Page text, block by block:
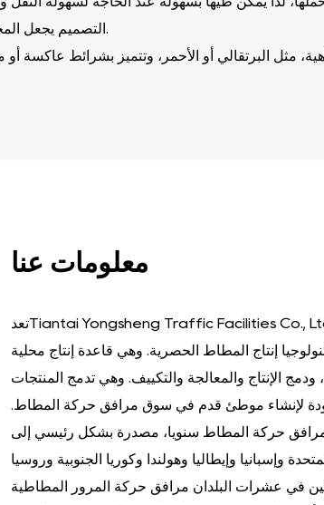
التصميم يجعل المخاريط المرورية القابلة للطي مناسبة بشكل خاص للمواقف التي تتطلب حركة متكررة أو استخدامًا مؤقتًا.
مثل البرتقالي أو الأحمر، وتتميز بشرائط
معلومات عنا
تعدTiantai Yongsheng Traffic Facilities Co., Ltd. المصنع تامخصص لانتاج منتجات منشآت
إنتاج المطاط الحصرية. وهي قاعدة إنتاج محلية
الإنتاج والمعالجة والتكييف. وهي تدمج المنتجات
لإنشاء موطئ قدم في سوق مرافق حركة المطاط.
أكثر من 2000 طن من مرافق حركة المطاط سنويا، مصدرة بشكل رئيسي إلى
وإسبانيا وإيطاليا وهولندا وكوريا الجنوبية وروسيا
في عشرات البلدان مرافق حركة المرور المطاطية